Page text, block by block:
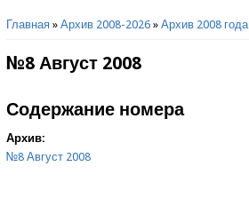
Вы здесь
Главная »Архив 2008-2026 »Архив 2008 года
№8 Август 2008
Содержание номера
Архив:
№8 Август 2008